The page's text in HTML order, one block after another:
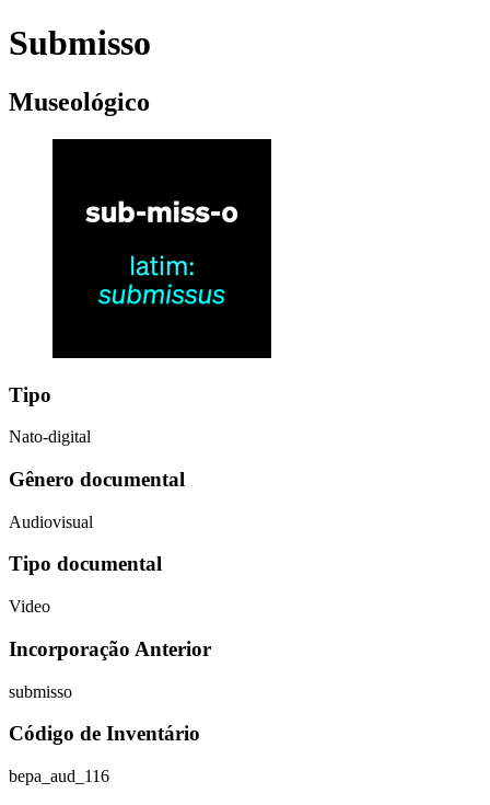
Submisso
Museológico
Tipo
Nato-digital
Gênero documental
Audiovisual
Tipo documental
Video
Incorporação Anterior
submisso
Código de Inventário
bepa_aud_116